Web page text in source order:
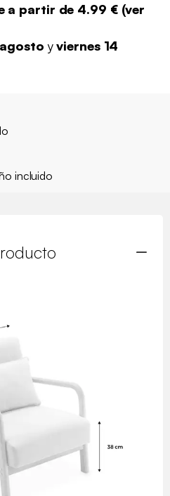
a partir de 4.99 €(ver
yviernes 14
incluido